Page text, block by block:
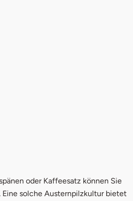
oder Kaffeesatz können Sie
solche Austernpilzkultur bietet